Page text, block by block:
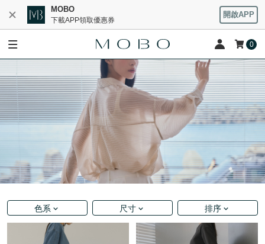
MOBO
下載APP領取優惠券
開啟APP
0
色系 尺寸 排序